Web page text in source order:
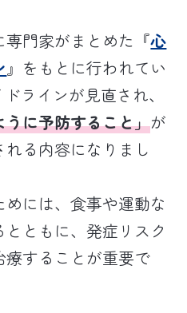
門家がまとめた『心
』をもとに行われてい
ラインが見直され、
に予防すること」が
る内容になりまし
には、食事や運動な
ともに、発症リスク
療することが重要で